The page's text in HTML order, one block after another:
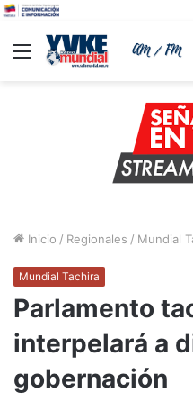
Menu
Inicio / Regionales / Mundial
Mundial Tachira
Parlamento
interpelará a
gobernación